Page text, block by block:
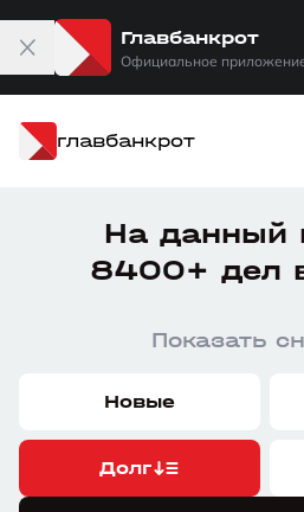
Главбанкрот
Официальное
главбанкрот
На данный
8400+ дел
Показать
Новые
Долг